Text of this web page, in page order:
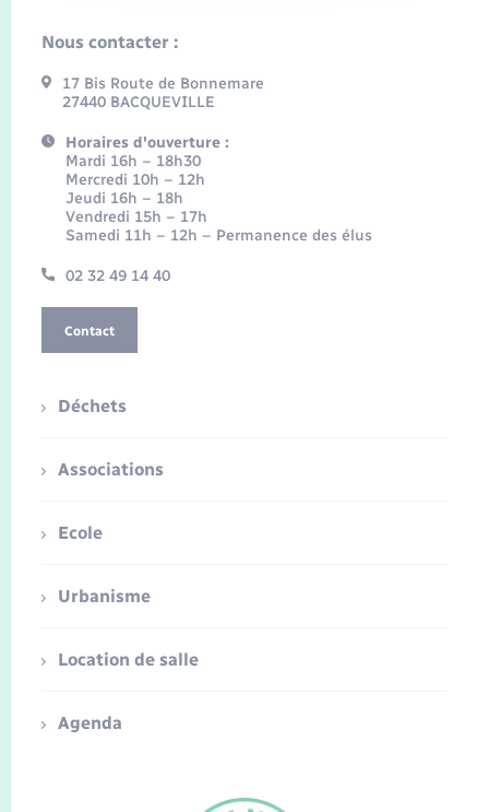
Nous contacter :
17 Bis Route de Bonnemare
27440 BACQUEVILLE
Horaires d'ouverture :
Mardi 16h – 18h30
Mercredi 10h – 12h
Jeudi 16h – 18h
Vendredi 15h – 17h
Samedi 11h – 12h – Permanence des élus
02 32 49 14 40
Contact
Déchets
Associations
Ecole
Urbanisme
Location de salle
Agenda